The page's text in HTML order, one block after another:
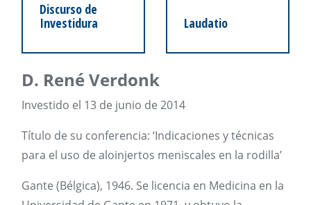
Discurso de
Investidura
Laudatio
D. René Verdonk
Investido el 13 de junio de 2014
Título de su conferencia: ‘Indicaciones y técnicas
para el uso de aloinjertos meniscales en la rodilla’
Gante (Bélgica), 1946. Se licencia en Medicina en la